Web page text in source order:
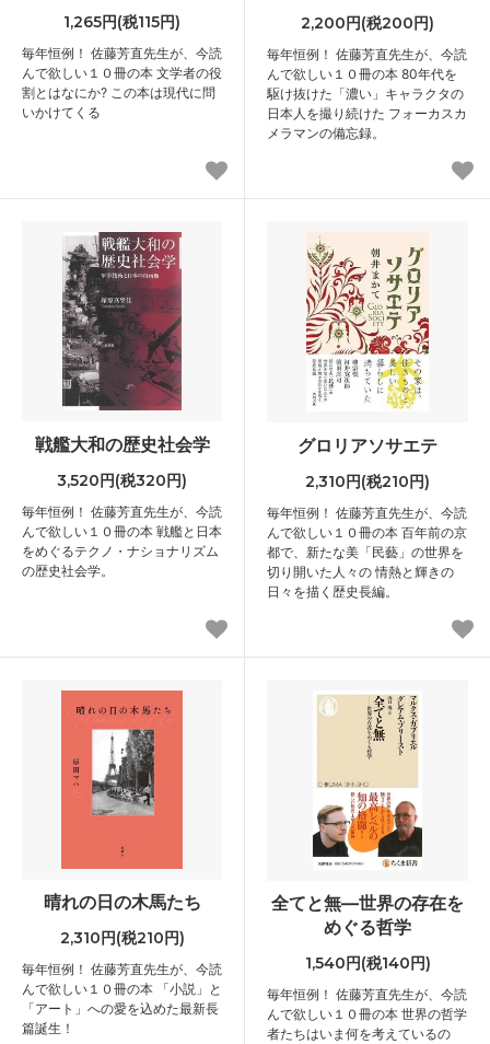
1,265円(税115円)
毎年恒例！ 佐藤芳直先生が、今読
んで欲しい１０冊の本 文学者の役
割とはなにか? この本は現代に問
いかけてくる
2,200円(税200円)
毎年恒例！ 佐藤芳直先生が、今読
んで欲しい１０冊の本 80年代を
駆け抜けた「濃い」キャラクタの
日本人を撮り続けた フォーカスカ
メラマンの備忘録。
戦艦大和の歴史社会学
3,520円(税320円)
毎年恒例！ 佐藤芳直先生が、今読
んで欲しい１０冊の本 戦艦と日本
をめぐるテクノ・ナショナリズム
の歴史社会学。
グロリアソサエテ
2,310円(税210円)
毎年恒例！ 佐藤芳直先生が、今読
んで欲しい１０冊の本 百年前の京
都で、新たな美「民藝」の世界を
切り開いた人々の 情熱と輝きの
日々を描く歴史長編。
晴れの日の木馬たち
2,310円(税210円)
毎年恒例！ 佐藤芳直先生が、今読
んで欲しい１０冊の本 「小説」と
「アート」への愛を込めた最新長
篇誕生！
全てと無―世界の存在を
めぐる哲学
1,540円(税140円)
毎年恒例！ 佐藤芳直先生が、今読
んで欲しい１０冊の本 世界の哲学
者たちはいま何を考えているの